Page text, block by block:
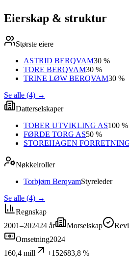
Eierskap & struktur
Største eiere
ASTRID BERQVAM30 %
TORE BERQVAM30 %
TRINE LØW BERQVAM30 %
Se alle (4) →
Datterselskaper
TOBER UTVIKLING AS100 %
FØRDE TORG AS50 %
STOREHAGEN
Nøkkelroller
Torbjørn BerqvamStyreleder
Se alle (4) →
Regnskap
2001–202424 år Morselskap
Omsetning2024
160,4 mill
+152683,8 %